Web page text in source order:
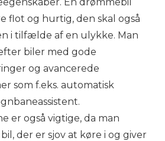
flot og hurtig, den skal også
i tilfælde af en ulykke. Man
biler med gode
og avancerede
som f.eks. automatisk
er også vigtige, da man
der er sjov at køre i og giver